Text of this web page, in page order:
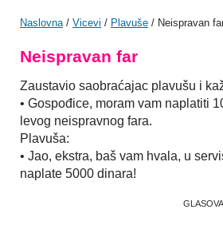
Naslovna/ Vicevi / Plavuše / Neispravan
Neispravan far
Zaustavio saobraćajac plavušu i
• Gospođice, moram vam naplatiti
levog neispravnog fara.
Plavuša:
• Jao, ekstra, baš vam hvala, u
naplate 5000 dinara!